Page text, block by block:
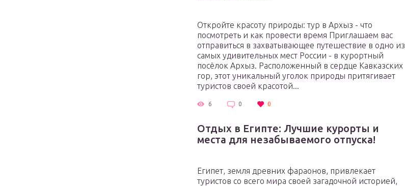
Откройте красоту природы: тур в Архыз - что
посмотреть и как провести время Приглашаем вас
отправиться в захватывающее путешествие в одно из
самых удивительных мест России - в курортный
посёлок Архыз. Расположенный в сердце Кавказских
гор, этот уникальный уголок природы притягивает
туристов своей красотой...
6 0 0
Отдых в Египте: Лучшие курорты и
места для незабываемого отпуска!
Египет, земля древних фараонов, привлекает
туристов со всего мира своей загадочной историей,